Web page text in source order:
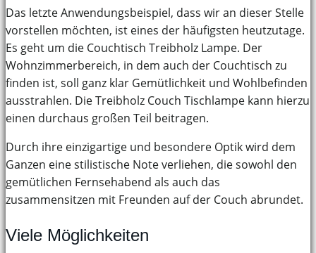
Das letzte Anwendungsbeispiel, dass wir an dieser Stelle
vorstellen möchten, ist eines der häufigsten heutzutage.
Es geht um die Couchtisch Treibholz Lampe. Der
Wohnzimmerbereich, in dem auch der Couchtisch zu
finden ist, soll ganz klar Gemütlichkeit und Wohlbefinden
ausstrahlen. Die Treibholz Couch Tischlampe kann hierzu
einen durchaus großen Teil beitragen.
Durch ihre einzigartige und besondere Optik wird dem
Ganzen eine stilistische Note verliehen, die sowohl den
gemütlichen Fernsehabend als auch das
zusammensitzen mit Freunden auf der Couch abrundet.
Viele Möglichkeiten